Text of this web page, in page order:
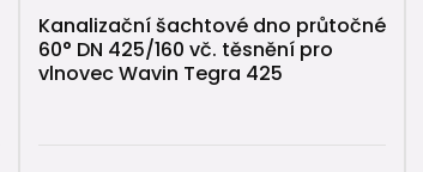
Kanalizační šachtové dno průtočné
60° DN 425/160 vč. těsnění pro
vlnovec Wavin Tegra 425